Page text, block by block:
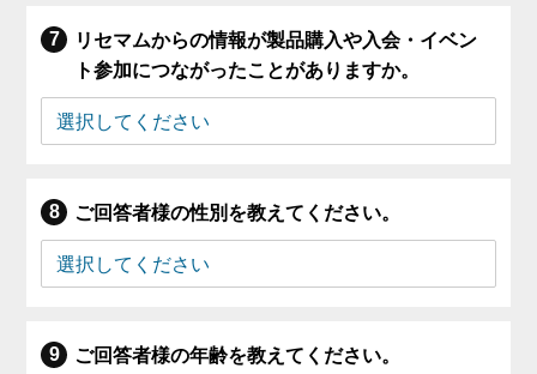
リセマムからの情報が製品購入や入会・イベン
ト参加につながったことがありますか。
ご回答者様の性別を教えてください。
ご回答者様の年齢を教えてください。